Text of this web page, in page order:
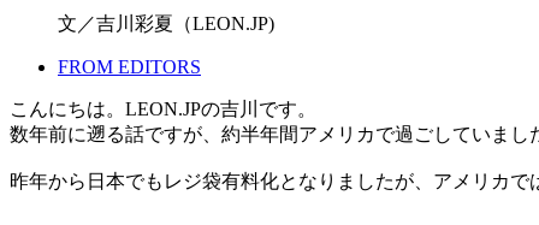
文／吉川彩夏（LEON.JP)
FROM EDITORS
こんにちは。LEON.JPの吉川です。
数年前に遡る話ですが、約半年間アメリカで過ごしていま
昨年から日本でもレジ袋有料化となりましたが、アメリカで